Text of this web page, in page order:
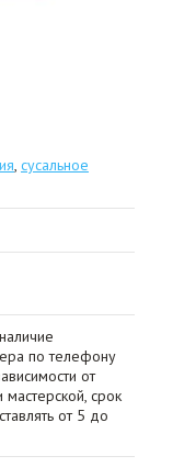
, сусальное
по телефону
от
мастерской, срок
от 5 до